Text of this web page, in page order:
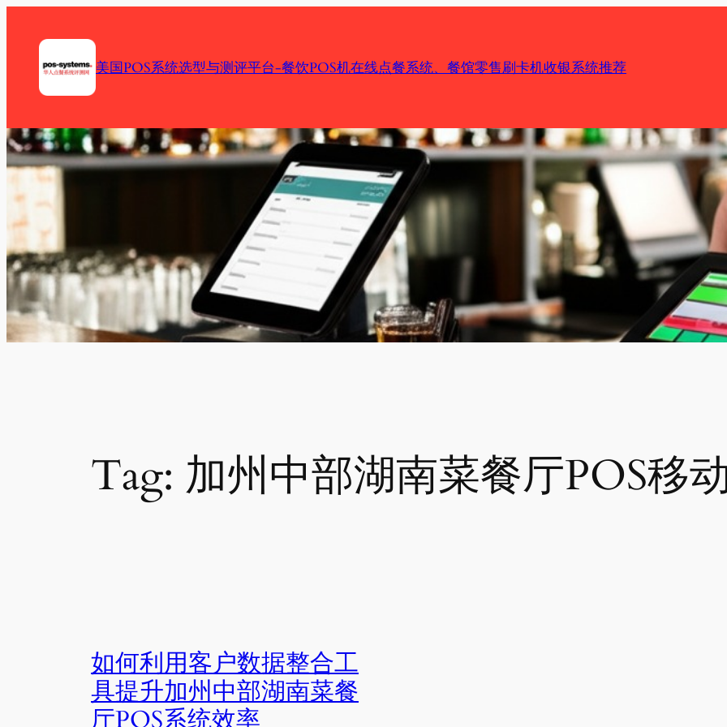
content
美国POS系统选型与测评平台-餐饮POS机在线点餐系统、餐馆零售刷卡机收银系统推荐
Tag: 加州中部湖南菜餐厅POS移
如何利用客户数据整合工
具提升加州中部湖南菜餐
厅POS系统效率